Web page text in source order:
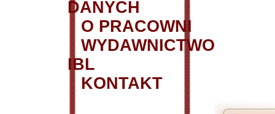
DANYCH
O PRACOWNI
WYDAWNICTWO
IBL
KONTAKT